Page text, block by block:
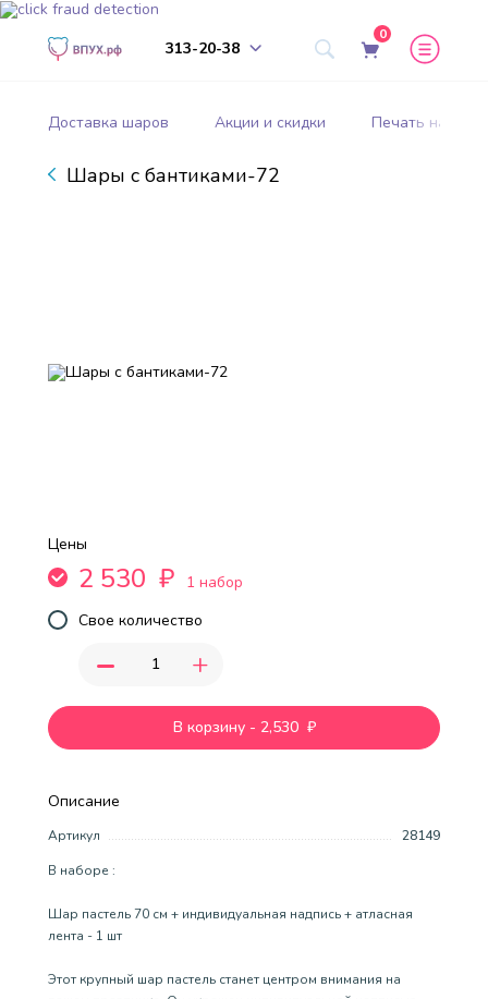
313-20-38
0
Доставка шаров Акции и скидки Печать на
Шары с бантиками-72
Описание
Артикул
28149
В наборе :
Шар пастель 70 см + индивидуальная надпись + атласная
лента - 1 шт
Этот крупный шар пастель станет центром внимания на
Цены
2 530 ₽
1 набор
Свое количество
- +
В корзину - 2,530 ₽